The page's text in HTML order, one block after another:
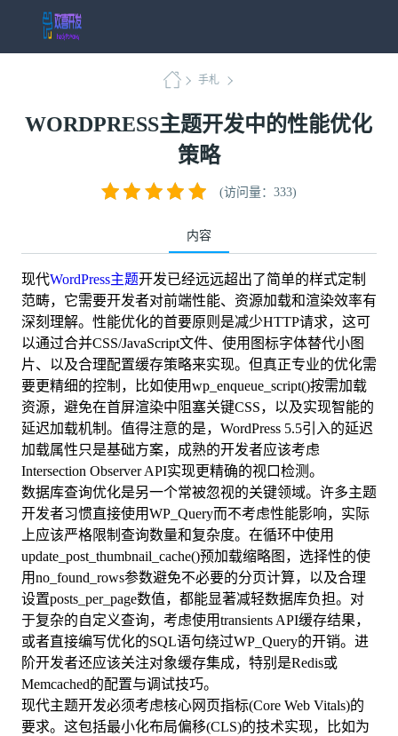
手札
WORDPRESS主题开发中的性能优化
策略
内容
(访问量：333)
现代WordPress主题开发已经远远超出了简单的样式定制
范畴，它需要开发者对前端性能、资源加载和渲染效率有
深刻理解。性能优化的首要原则是减少HTTP请求，这可
以通过合并CSS/JavaScript文件、使用图标字体替代小图
片、以及合理配置缓存策略来实现。但真正专业的优化需
要更精细的控制，比如使用wp_enqueue_script()按需加载
资源，避免在首屏渲染中阻塞关键CSS，以及实现智能的
延迟加载机制。值得注意的是，WordPress 5.5引入的延迟
加载属性只是基础方案，成熟的开发者应该考虑
Intersection Observer API实现更精确的视口检测。
数据库查询优化是另一个常被忽视的关键领域。许多主题
开发者习惯直接使用WP_Query而不考虑性能影响，实际
上应该严格限制查询数量和复杂度。在循环中使用
update_post_thumbnail_cache()预加载缩略图，选择性的使
用no_found_rows参数避免不必要的分页计算，以及合理
设置posts_per_page数值，都能显著减轻数据库负担。对
于复杂的自定义查询，考虑使用transients API缓存结果，
或者直接编写优化的SQL语句绕过WP_Query的开销。进
阶开发者还应该关注对象缓存集成，特别是Redis或
Memcached的配置与调试技巧。
现代主题开发必须考虑核心网页指标(Core Web Vitals)的
要求。这包括最小化布局偏移(CLS)的技术实现，比如为